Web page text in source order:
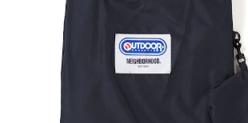
#GH 銘品の所以 #フイナムのYouTube
#Commune H #FOCUS IT #AH.H
#ととけん #FASHION
#SPORTS #HANDSOME HANDBOOK